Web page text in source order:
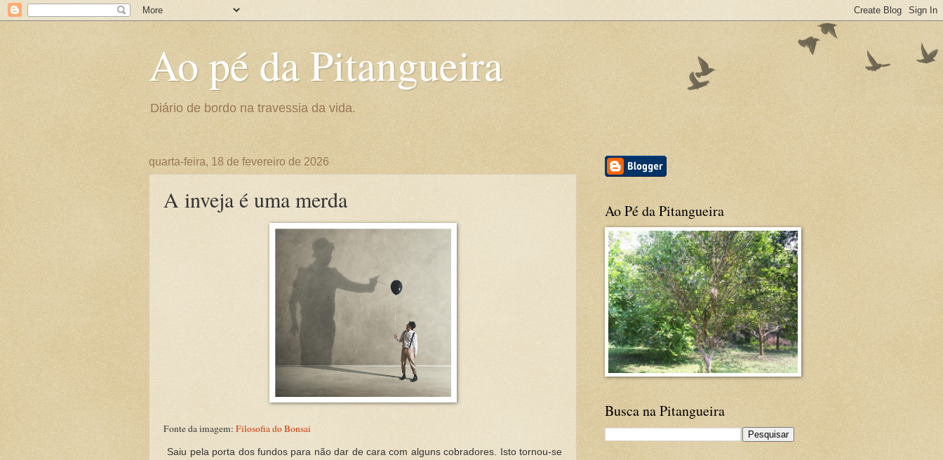
Ao pé da Pitangueira
Diário de bordo na travessia da vida.
quarta-feira, 18 de fevereiro de 2026
A inveja é uma merda
Fonte da imagem: Filosofia do Bonsai
Saiu pela porta dos fundos para não dar de cara com alguns cobradores. Isto tornou-se
Ao Pé da Pitangueira
Busca na Pitangueira